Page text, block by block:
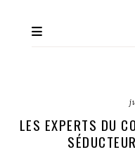
LES EXPERTS DU